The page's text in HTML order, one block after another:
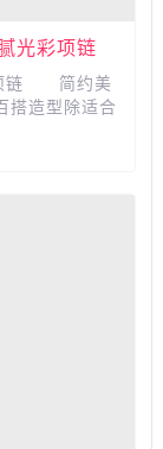
光彩项链
项链 简约美
搭造型除适合